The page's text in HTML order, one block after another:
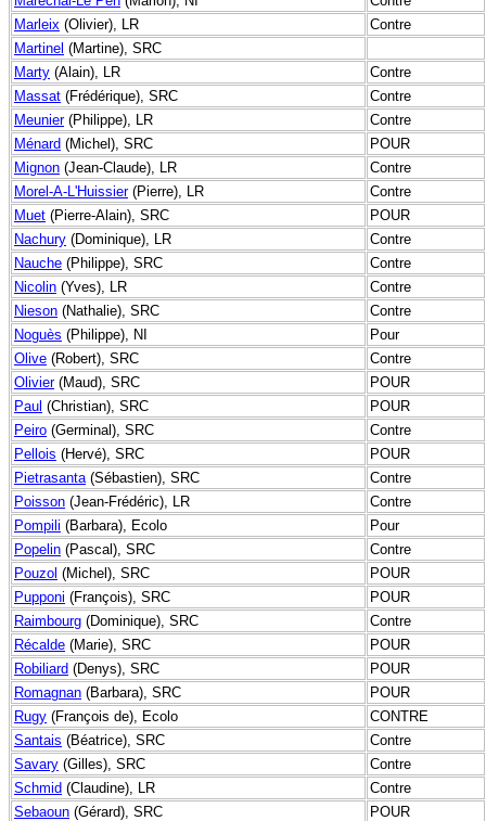
Marleix (Olivier), LR
Contre
Martinel (Martine), SRC
Marty (Alain), LR
Contre
Massat (Frédérique), SRC
Contre
Meunier(Philippe), LR
Contre
Ménard (Michel), SRC
POUR
Mignon (Jean-Claude), LR
Contre
Morel-A-L'Huissier(Pierre), LR
Contre
Muet (Pierre-Alain), SRC
POUR
Nachury (Dominique), LR
Contre
Nauche (Philippe), SRC
Contre
Nicolin (Yves), LR
Contre
Nieson (Nathalie), SRC
Contre
Noguès (Philippe), NI
Pour
Olive (Robert), SRC
Contre
Olivier(Maud), SRC
POUR
Paul (Christian), SRC
POUR
Peiro (Germinal), SRC
Contre
Pellois (Hervé), SRC
POUR
Pietrasanta(Sébastien), SRC
Contre
Poisson (Jean-Frédéric), LR
Contre
Pompili (Barbara), Ecolo
Pour
Popelin (Pascal), SRC
Contre
Pouzol (Michel), SRC
POUR
Pupponi (François), SRC
POUR
Raimbourg (Dominique), SRC
Contre
Récalde (Marie), SRC
POUR
Robiliard (Denys), SRC
POUR
Romagnan (Barbara), SRC
POUR
Rugy (François de), Ecolo
CONTRE
Santais (Béatrice), SRC
Contre
Savary (Gilles), SRC
Contre
Schmid (Claudine), LR
Contre
Sebaoun (Gérard), SRC
POUR